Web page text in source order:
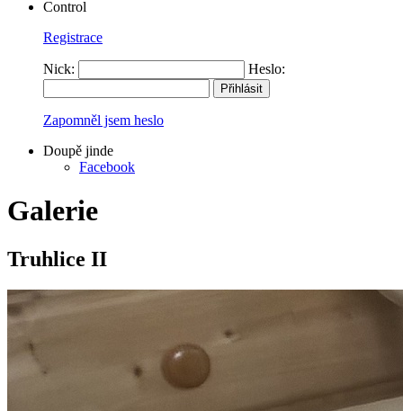
Control
Registrace
Nick: Heslo:
Zapomněl jsem heslo
Doupě jinde
Facebook
Galerie
Truhlice II